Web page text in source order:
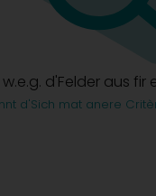
w.e.g. d'Felder aus fir
d'Sich mat anere